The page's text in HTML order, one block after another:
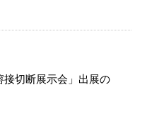
接切断展示会」出展の